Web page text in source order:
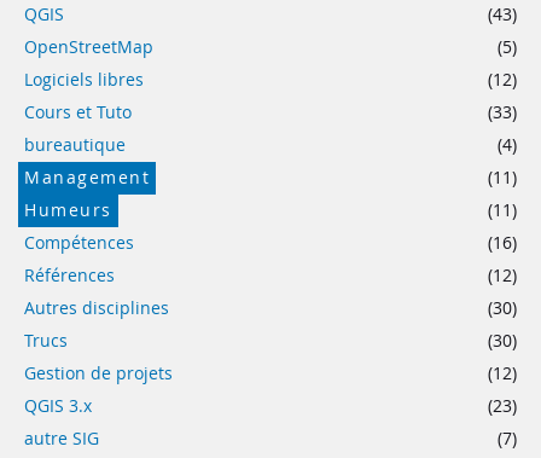
QGIS
(43)
OpenStreetMap
(5)
Logiciels libres
(12)
Cours et Tuto
(33)
bureautique
(4)
Management
(11)
Humeurs
(11)
Compétences
(16)
Références
(12)
Autres disciplines
(30)
Trucs
(30)
Gestion de projets
(12)
QGIS 3.x
(23)
autre SIG
(7)